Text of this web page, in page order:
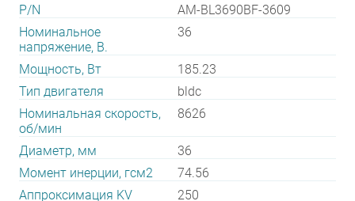
P/N
AM-BL3690BF-3609
Номинальное
напряжение, В.
36
Мощность, Вт
185.23
Тип двигателя
bldc
Номинальная скорость,
об/мин
8626
Диаметр, мм
36
Момент инерции, гсм2
74.56
Аппроксимация KV
250